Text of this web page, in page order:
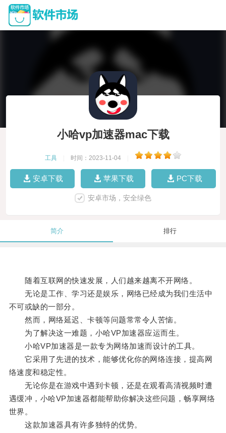
小哈vp加速器mac下载
工具 时间：2023-11-04
安卓下载 苹果下载 PC下载
安卓市场，安全绿色
简介 排行
随着互联网的快速发展，人们越来越离不开网络。
无论是工作、学习还是娱乐，网络已经成为我们生活中
不可或缺的一部分。
然而，网络延迟、卡顿等问题常常令人苦恼。
为了解决这一难题，小哈VP加速器应运而生。
小哈VP加速器是一款专为网络加速而设计的工具。
它采用了先进的技术，能够优化你的网络连接，提高网
络速度和稳定性。
无论你是在游戏中遇到卡顿，还是在观看高清视频时遭
遇缓冲，小哈VP加速器都能帮助你解决这些问题，畅享网络
世界。
这款加速器具有许多独特的优势。